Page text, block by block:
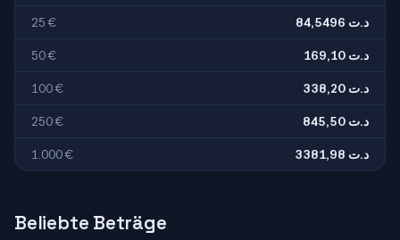
25 € 84,5496 د.ت
50 € 169,10 د.ت
100 € 338,20 د.ت
250 € 845,50 د.ت
1.000 € 3381,98 د.ت
Beliebte Beträge